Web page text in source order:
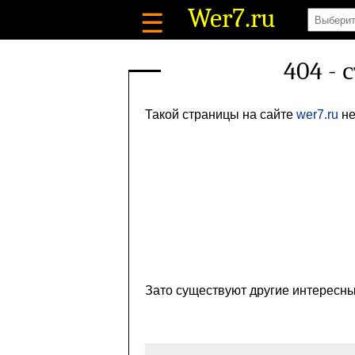
☰ Wer7.ru
404 -
Такой страницы на сайте wer7.ru
Зато существуют другие